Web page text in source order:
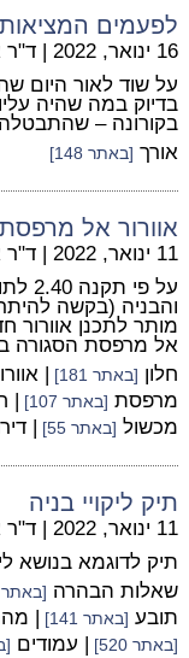
לפעמים
16 ינואר, 2022 | ד"ר
על שוד לאור היום
בדיוק במה שהיה עליו
בקורונה –
אורך [באתר 148]
אוורור אל
11 ינואר, 2022 | ד"ר
על
מותר לתכנן אוורור
אל מרפסת הסגורה
חלון [באתר 181] |
מרפסת [באתר 107] |
מכשול [באתר 55] |
תיק ליקויי בניה
11 ינואר, 2022 | ד"ר
תיק לדוגמא בנושא
שאלות הבהרה [באתר 86]
תובע [באתר 141] |
[באתר 520] | עמודים